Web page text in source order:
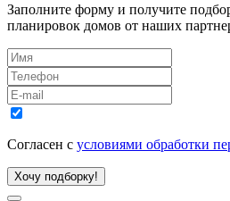
Заполните форму и получите
планировок домов от наших
Согласен с условиями обработки
Хочу подборку!